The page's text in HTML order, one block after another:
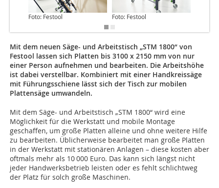
Foto: Festool Foto: Festool
Mit dem neuen Säge- und Arbeitstisch „STM 1800“ von
Festool lassen sich Platten bis 3100 x 2150 mm von nur
einer Person aufnehmen und bearbeiten. Die Arbeitshöhe
ist dabei verstellbar. Kombiniert mit einer Handkreissäge
mit Führungsschiene lässt sich der Tisch zur mobilen
Plattensäge umwandeln.
Mit dem Säge- und Arbeitstisch „STM 1800“ wird eine
Möglichkeit für die Werkstatt und mobile Montage
geschaffen, um große Platten alleine und ohne weitere Hilfe
zu bearbeiten. Üblicherweise bearbeitet man große Platten
in der Werkstatt mit stationären Anlagen – diese kosten aber
oftmals mehr als 10 000 Euro. Das kann sich längst nicht
jeder Handwerksbetrieb leisten oder es fehlt schlichtweg
der Platz für solch große Maschinen.